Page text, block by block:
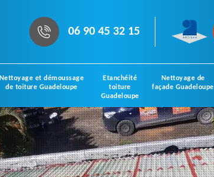
06 90 45 32 15
Nettoyage et démoussage
de toiture Guadeloupe
Etanchéité
toiture
Guadeloupe
Nettoyage de
façade Guadeloupe